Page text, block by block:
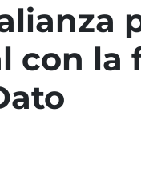
con la